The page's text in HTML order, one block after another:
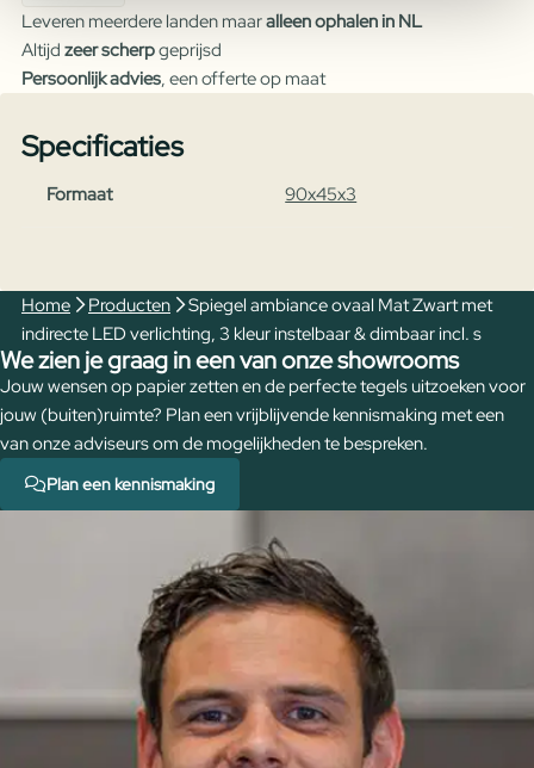
Mat
Zwart
met
LED
verlichting,
dimbaar
incl.
s
aantal
Leveren meerdere landen maaralleen ophalen in NL
Altijd zeer scherpgeprijsd
Persoonlijk advies, een offerte op maat
Specificaties
Formaat 90x45x3
Home Producten
Spiegel ambiance ovaal Mat Zwart met
indirecte LED verlichting, 3 kleur instelbaar & dimbaar incl. s
We zien je graag in een van onze showrooms
Jouw wensen op papier zetten en de perfecte tegels uitzoeken voor
jouw (buiten)ruimte? Plan een vrijblijvende kennismaking met een
van onze adviseurs om de mogelijkheden te bespreken.
Plan een kennismaking